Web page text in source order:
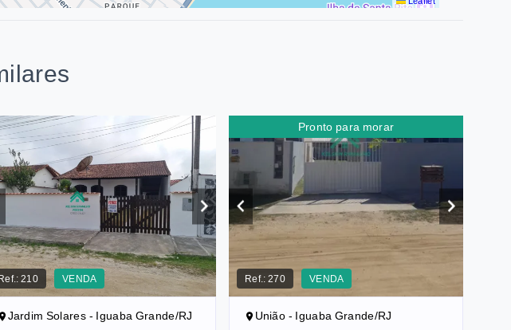
Ref.:210 VENDA
Jardim Solares - Iguaba Grande/RJ
Pronto para morar
Ref.:270 VENDA
União - Iguaba Grande/RJ